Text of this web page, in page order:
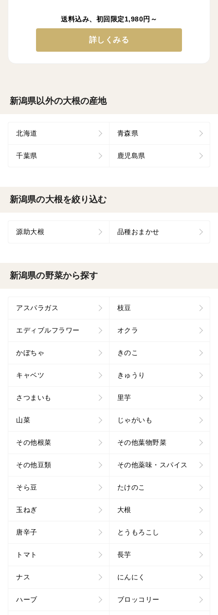
送料込み、初回限定1,980円～
詳しくみる
新潟県以外の大根の産地
北海道 青森県
千葉県 鹿児島県
新潟県の大根を絞り込む
源助大根 品種おまかせ
新潟県の野菜から探す
アスパラガス 枝豆
エディブルフラワー オクラ
かぼちゃ きのこ
キャベツ きゅうり
さつまいも 里芋
山菜 じゃがいも
その他根菜 その他葉物野菜
その他豆類 その他薬味・スパイス
そら豆 たけのこ
玉ねぎ 大根
唐辛子 とうもろこし
トマト 長芋
ナス にんにく
ハーブ ブロッコリー